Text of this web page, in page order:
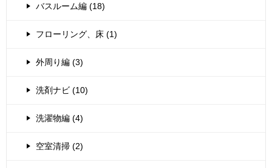
バスルーム編 (18)
フローリング、床 (1)
外周り編 (3)
洗剤ナビ (10)
洗濯物編 (4)
空室清掃 (2)